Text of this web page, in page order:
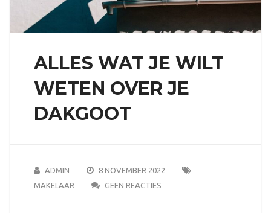
ALLES WAT JE WILT
WETEN OVER JE
DAKGOOT
ADMIN
8 NOVEMBER 2022
MAKELAAR
GEEN REACTIES